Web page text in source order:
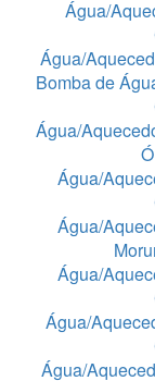
Água/
Água/
Bomba de
Água/
Ó
Água/
Água/
Água/
Água/
Água/